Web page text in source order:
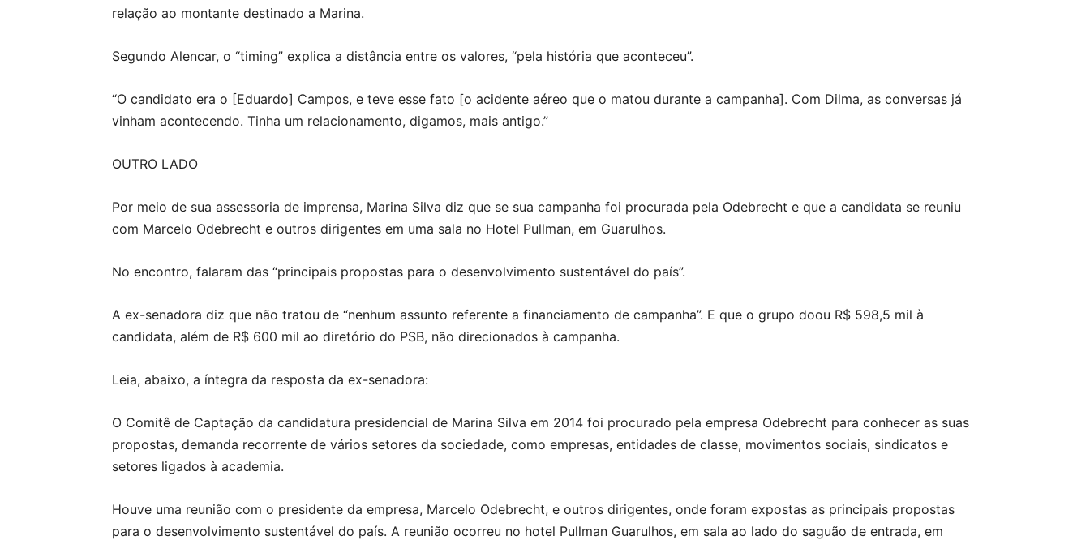
relação ao montante destinado a Marina.
Segundo Alencar, o “timing” explica a distância entre os valores, “pela história que aconteceu”.
“O candidato era o [Eduardo] Campos, e teve esse fato [o acidente aéreo que o matou durante a campanha]. Com Dilma, as conversas já
vinham acontecendo. Tinha um relacionamento, digamos, mais antigo.”
OUTRO LADO
Por meio de sua assessoria de imprensa, Marina Silva diz que se sua campanha foi procurada pela Odebrecht e que a candidata se reuniu
com Marcelo Odebrecht e outros dirigentes em uma sala no Hotel Pullman, em Guarulhos.
No encontro, falaram das “principais propostas para o desenvolvimento sustentável do país”.
A ex-senadora diz que não tratou de “nenhum assunto referente a financiamento de campanha”. E que o grupo doou R$ 598,5 mil à
candidata, além de R$ 600 mil ao diretório do PSB, não direcionados à campanha.
Leia, abaixo, a íntegra da resposta da ex-senadora:
O Comitê de Captação da candidatura presidencial de Marina Silva em 2014 foi procurado pela empresa Odebrecht para conhecer as suas
propostas, demanda recorrente de vários setores da sociedade, como empresas, entidades de classe, movimentos sociais, sindicatos e
setores ligados à academia.
Houve uma reunião com o presidente da empresa, Marcelo Odebrecht, e outros dirigentes, onde foram expostas as principais propostas
para o desenvolvimento sustentável do país. A reunião ocorreu no hotel Pullman Guarulhos, em sala ao lado do saguão de entrada, em